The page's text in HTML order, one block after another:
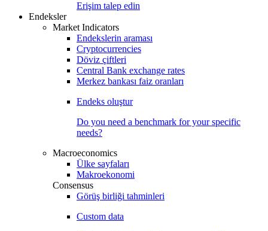
Erişim talep edin
Endeksler
Market Indicators
Endekslerin araması
Cryptocurrencies
Döviz çiftleri
Central Bank exchange rates
Merkez bankası faiz oranları
Endeks oluştur
Do you need a benchmark for your specific
needs?
Macroeconomics
Ülke sayfaları
Makroekonomi
Consensus
Görüş birliği tahminleri
Custom data